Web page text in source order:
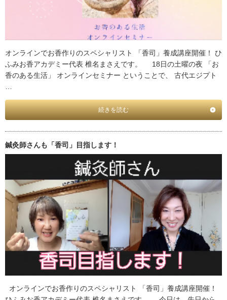
オンラインでお香作りのスペシャリスト 「香司」養成講座開催！ ひ
ふみお香アカデミー代表 椎名まさえです。 18日の土曜の夜 「お
香のある生活」 オンラインセミナー ということで、 古代エジプト
続きを読む
鍼灸師さんも「香司」目指します！
オンラインでお香作りのスペシャリスト 「香司」養成講座開催！